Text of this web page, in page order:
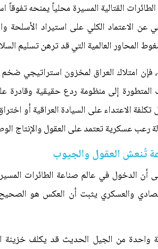
الطائرات القتالية المسيرة محلياً يمنحه
عن الاعتماد الكلي على استيراد
المحاور العالمية التي قد ترهن تسليم
فإن امتلاك العراق لمخزون استراتيجي
إلى منظومة ردع حقيقية وقادرة
الاعتداء على السيادة العراقية أو
رعب عسكرية تعتمد على العقول والإنتاج
تُنعش العقول والجيوب
أن الدخول في عالم صناعة الطائرات
والعسكري يثبت أن العكس هو
واحدة من الجيل الحديث قد يكلف خزينة